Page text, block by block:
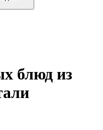
блюд из